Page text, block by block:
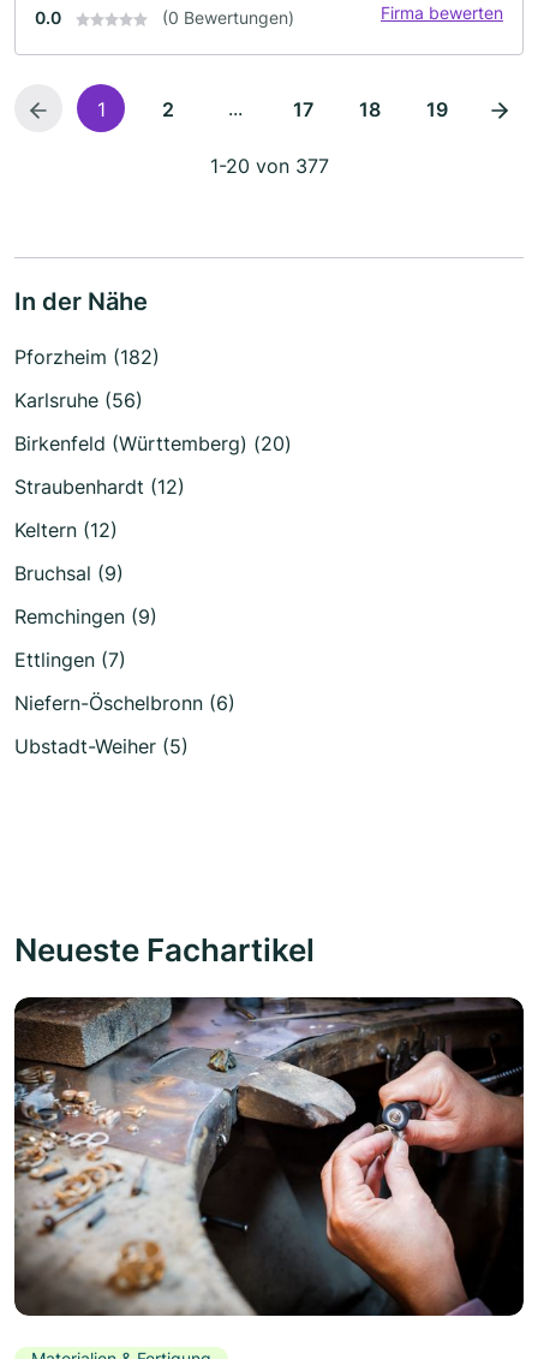
0.0 (0 Bewertungen) Firma bewerten
1 2 ... 17 18 19
1-20 von 377
In der Nähe
Pforzheim (182)
Karlsruhe (56)
Birkenfeld (Württemberg) (20)
Straubenhardt (12)
Keltern (12)
Bruchsal (9)
Remchingen (9)
Ettlingen (7)
Niefern-Öschelbronn (6)
Ubstadt-Weiher (5)
Neueste Fachartikel